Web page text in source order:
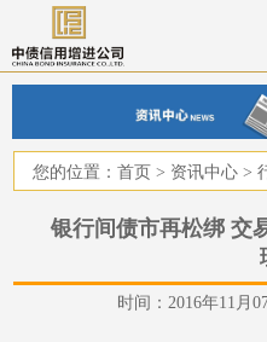
您的位置：首页 > 资讯中心 >
银行间债市再松绑 交
时间：2016年11